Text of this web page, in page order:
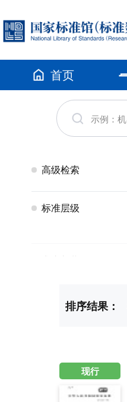
首页
高级检索
标准层级
发布年代
标准状态
CCS
排序结果：
现行